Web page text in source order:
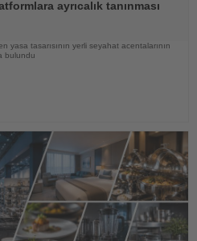
ayrıcalık tanınması
yasa tasarısının yerli seyahat acentalarının
bulundu